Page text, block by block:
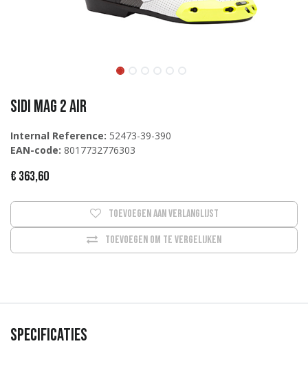
Sidi MAG 2 AIR
Internal Reference: 52473-39-390
EAN-code: 8017732776303
€ 363,60
Toevoegen om te vergelijken
Toevoegen aan verlanglijst
Specificaties